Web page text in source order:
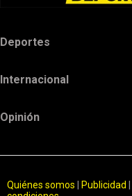
Deportes
Internacional
Opinión
Quiénes somos Publicidad